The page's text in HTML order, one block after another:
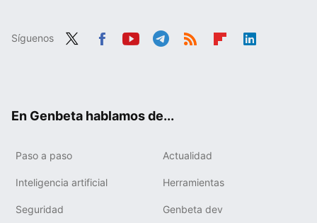
Síguenos
En Genbeta hablamos de...
Paso a paso Actualidad
Inteligencia artificial Herramientas
Seguridad Genbeta dev